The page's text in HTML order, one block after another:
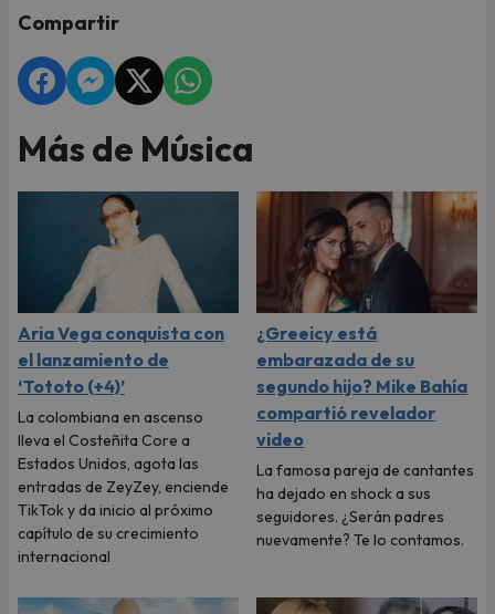
Compartir
Más de Música
Aria Vega conquista con
el lanzamiento de
‘Tototo (+4)’
La colombiana en ascenso
lleva el Costeñita Core a
Estados Unidos, agota las
entradas de ZeyZey, enciende
TikTok y da inicio al próximo
capítulo de su crecimiento
internacional
¿Greeicy está
embarazada de su
segundo hijo? Mike Bahía
compartió revelador
video
La famosa pareja de cantantes
ha dejado en shock a sus
seguidores. ¿Serán padres
nuevamente? Te lo contamos.